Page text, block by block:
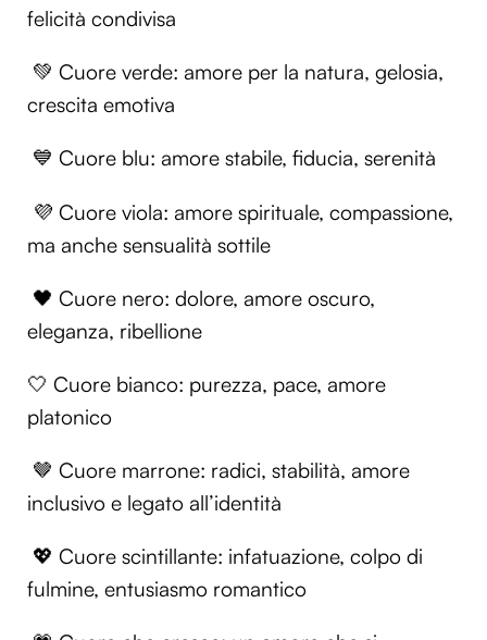
felicità condivisa
💚 Cuore verde: amore per la natura, gelosia,
crescita emotiva
💙 Cuore blu: amore stabile, fiducia, serenità
💜 Cuore viola: amore spirituale, compassione,
ma anche sensualità sottile
🖤 Cuore nero: dolore, amore oscuro,
eleganza, ribellione
🤍 Cuore bianco: purezza, pace, amore
platonico
🤎 Cuore marrone: radici, stabilità, amore
inclusivo e legato all’identità
💖 Cuore scintillante: infatuazione, colpo di
fulmine, entusiasmo romantico